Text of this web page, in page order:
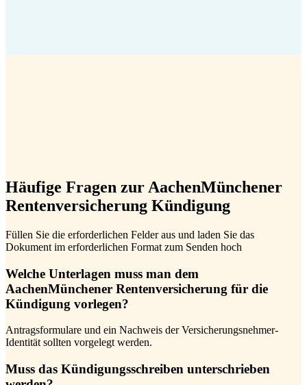
Häufige Fragen zur AachenMünchener
Rentenversicherung Kündigung
Füllen Sie die erforderlichen Felder aus und laden Sie das
Dokument im erforderlichen Format zum Senden hoch
Welche Unterlagen muss man dem
AachenMünchener Rentenversicherung für die
Kündigung vorlegen?
Antragsformulare und ein Nachweis der Versicherungsnehmer-
Identität sollten vorgelegt werden.
Muss das Kündigungsschreiben unterschrieben